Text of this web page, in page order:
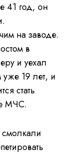
41 год, он
на заводе.
в
и уехал
19 лет, и
стать
МЧС.